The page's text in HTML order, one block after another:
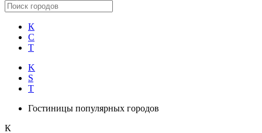
К
С
Т
K
S
T
Гостиницы популярных городов
К